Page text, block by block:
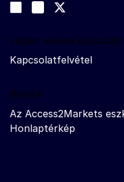
Join us on LinkedIn
Trade-Off podcast
Lépjen velünk
Kapcsolatfelvétel
Rólunk
Az Access2Markets
Honlaptérkép